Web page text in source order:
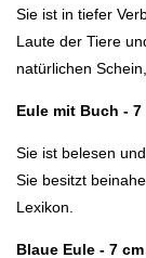
Sie ist in tiefer
Laute der Tiere
natürlichen
Eule mit Buch - 7
Sie ist belesen
Sie besitzt
Lexikon.
Blaue Eule - 7 cm